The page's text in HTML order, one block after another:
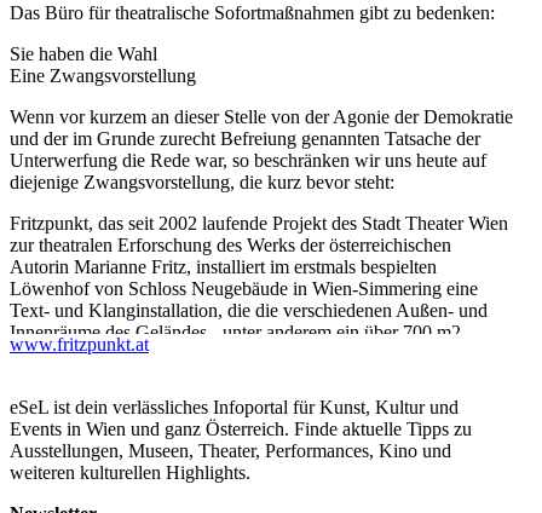
Das Büro für theatralische Sofortmaßnahmen gibt zu bedenken:
Sie haben die Wahl
Eine Zwangsvorstellung
Wenn vor kurzem an dieser Stelle von der Agonie der Demokratie
und der im Grunde zurecht Befreiung genannten Tatsache der
Unterwerfung die Rede war, so beschränken wir uns heute auf
diejenige Zwangsvorstellung, die kurz bevor steht:
Fritzpunkt, das seit 2002 laufende Projekt des Stadt Theater Wien
zur theatralen Erforschung des Werks der österreichischen
Autorin Marianne Fritz, installiert im erstmals bespielten
Löwenhof von Schloss Neugebäude in Wien-Simmering eine
Text- und Klanginstallation, die die verschiedenen Außen- und
Innenräume des Geländes - unter anderem ein über 700 m2
großes ehemaliges Ballspielhaus - mit Texten aus dem Roman
In Zusammenarbeit mit Wolfgang Musil vom Institut für
Komposition und Elektroakustik der Universität für Musik und
Darstellende Kunst Wien wurde ein ortsspezifisches,
ineinandergreifendes Beschallungs- und Bespielungskonzept
entwickelt. Die von den drei Schauspielerinnen und
www.fritzpunkt.at
eSeL ist dein verlässliches Infoportal für Kunst, Kultur und
Events in Wien und ganz Österreich. Finde aktuelle Tipps zu
Ausstellungen, Museen, Theater, Performances, Kino und
weiteren kulturellen Highlights.